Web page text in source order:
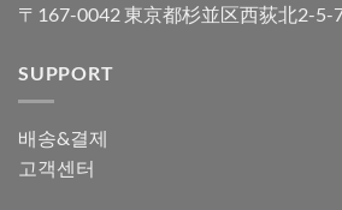
〒167-0042 東京都杉並区西荻北2-5-
SUPPORT
배송&결제
고객센터